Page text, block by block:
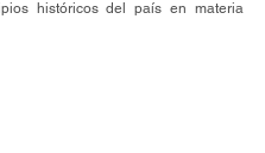
históricos del país en materia